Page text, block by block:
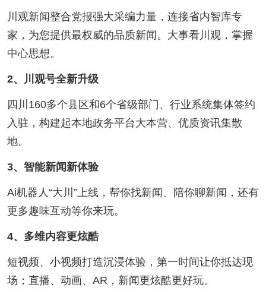
川观新闻整合党报强大采编力量，连接省内智库专
家，为您提供最权威的品质新闻。大事看川观，掌握
中心思想。
2、川观号全新升级
四川160多个县区和6个省级部门、行业系统集体签约
入驻，构建起本地政务平台大本营、优质资讯集散
地。
3、智能新闻新体验
Ai机器人“大川”上线，帮你找新闻、陪你聊新闻，还有
更多趣味互动等你来玩。
4、多维内容更炫酷
短视频、小视频打造沉浸体验，第一时间让你抵达现
场；直播、动画、AR，新闻更炫酷更好玩。